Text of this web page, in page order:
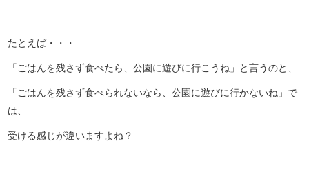
たとえば・・・
「ごはんを残さず食べたら、公園に遊びに行こうね」と言うのと、
「ごはんを残さず食べられないなら、公園に遊びに行かないね」で
は、
受ける感じが違いますよね？